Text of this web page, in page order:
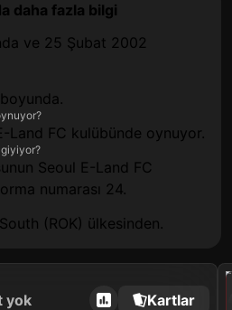
daha fazla bilgi
ve 25 Şubat 2002
Land FC kulübünde oynuyor.
Seoul E-Land FC
numarası 24.
(ROK) ülkesinden.
yok Kartlar
2024